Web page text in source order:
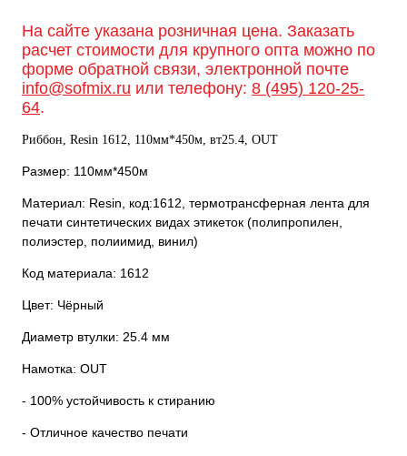
На сайте указана розничная цена. Заказать
расчет стоимости для крупного опта можно по
форме обратной связи, электронной почте
info@sofmix.ru или телефону: 8 (495) 120-25-
64.
Риббон, Resin 1612, 110мм*450м, вт25.4, OUT
Размер: 110мм*450м
Материал: Resin, код:1612, термотрансферная лента для
печати синтетических видах этикеток (полипропилен,
полиэстер, полиимид, винил)
Код материала: 1612
Цвет: Чёрный
Диаметр втулки: 25.4 мм
Намотка: OUT
- 100% устойчивость к стиранию
- Отличное качество печати